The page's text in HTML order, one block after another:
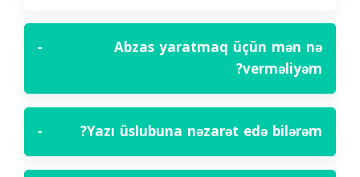
Abzas yaratmaq üçün mən nə
verməliyəm?
−
Yazı üslubuna nəzarət edə bilərəm?
−